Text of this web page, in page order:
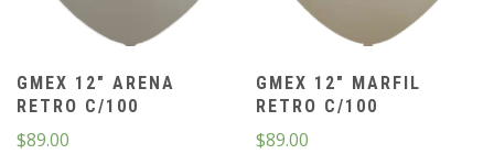
GMEX 12″ ARENA
RETRO C/100
$89.00
GMEX 12″ MARFIL
RETRO C/100
$89.00